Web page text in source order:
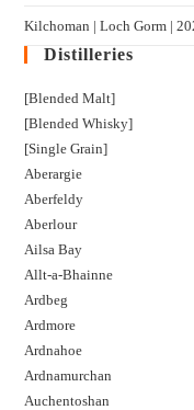
Kilchoman | Loch Gorm​ |
Distilleries
[Blended Malt]
[Blended Whisky]
[Single Grain]
Aberargie
Aberfeldy
Aberlour
Ailsa Bay
Allt-a-Bhainne
Ardbeg
Ardmore
Ardnahoe
Ardnamurchan
Auchentoshan